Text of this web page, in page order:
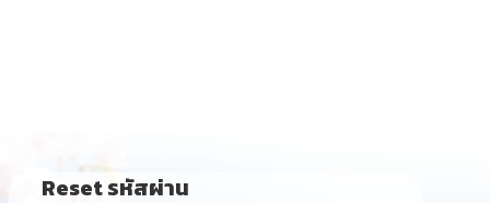
Reset รหัสผ่าน